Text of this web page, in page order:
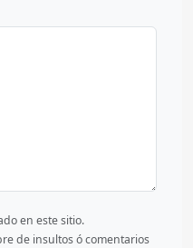
en este sitio.
de insultos ó comentarios